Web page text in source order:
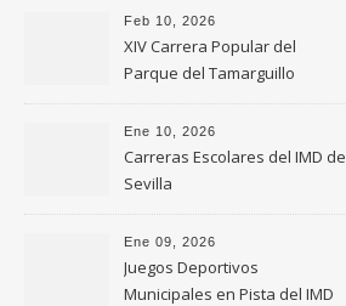
Feb 10, 2026
XIV Carrera Popular del
Parque del Tamarguillo
Ene 10, 2026
Carreras Escolares del IMD de
Sevilla
Ene 09, 2026
Juegos Deportivos
Municipales en Pista del IMD